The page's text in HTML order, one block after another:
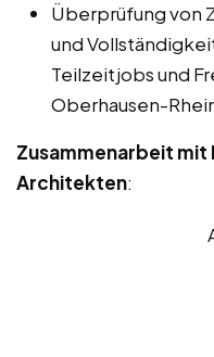
Überprüfung von
und
Teilzeitjobs und
Oberhausen-
Zusammenarbeit mit
Architekten: